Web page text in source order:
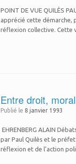
POINT DE VUE QUILÈS
apprécié cette démarche,
réflexion collective.
Entre droit,
Publié le 8 janvier 1993
EHRENBERG ALAIN
par Paul Quilès et le
réflexion et de l’action